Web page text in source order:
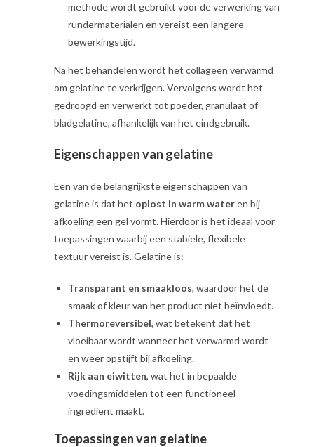
methode wordt gebruikt voor de verwerking van
rundermaterialen en vereist een langere
bewerkingstijd.
Na het behandelen wordt het collageen verwarmd
om gelatine te verkrijgen. Vervolgens wordt het
gedroogd en verwerkt tot poeder, granulaat of
bladgelatine, afhankelijk van het eindgebruik.
Eigenschappen van gelatine
Een van de belangrijkste eigenschappen van
gelatine is dat het oplost in warm wateren bij
afkoeling een gel vormt. Hierdoor is het ideaal voor
toepassingen waarbij een stabiele, flexibele
textuur vereist is. Gelatine is:
Transparant en smaakloos, waardoor het de
smaak of kleur van het product niet beïnvloedt.
Thermoreversibel, wat betekent dat het
vloeibaar wordt wanneer het verwarmd wordt
en weer opstijft bij afkoeling.
Rijk aan eiwitten, wat het in bepaalde
voedingsmiddelen tot een functioneel
ingrediënt maakt.
Toepassingen van gelatine